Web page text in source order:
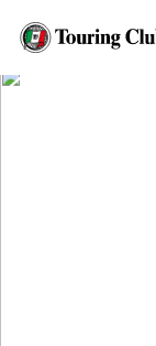
HOME
MUSEO